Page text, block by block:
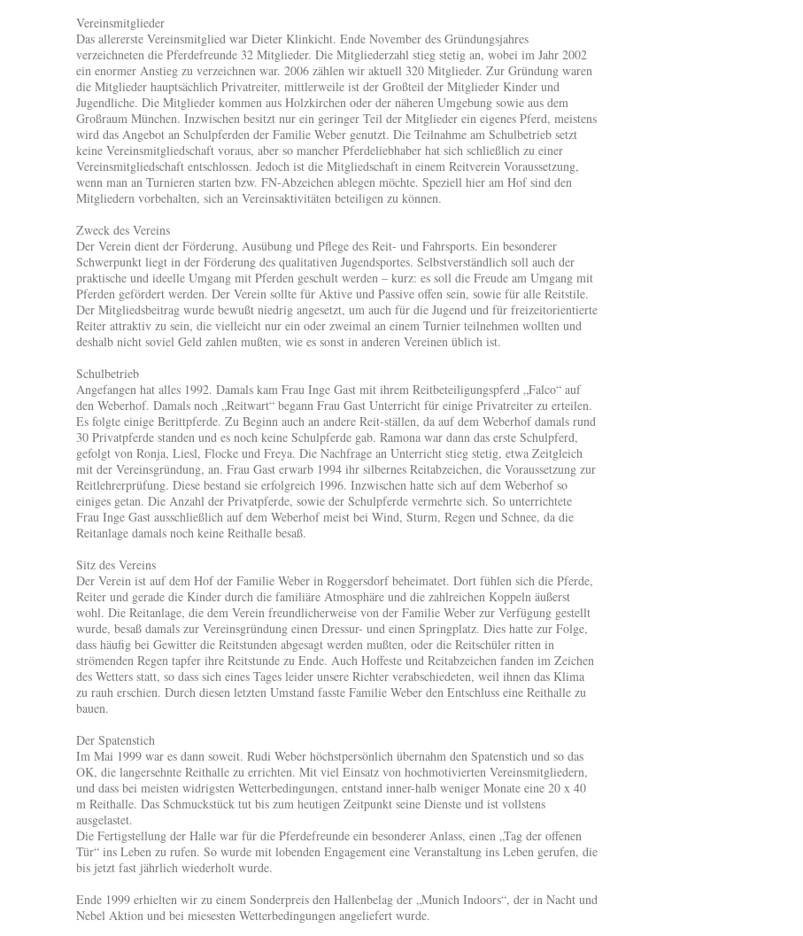
Vereinsmitglieder
Das allererste Vereinsmitglied war Dieter Klinkicht. Ende November des Gründungsjahres
verzeichneten die Pferdefreunde 32 Mitglieder. Die Mitgliederzahl stieg stetig an, wobei im Jahr 2002
ein enormer Anstieg zu verzeichnen war. 2006 zählen wir aktuell 320 Mitglieder. Zur Gründung waren
die Mitglieder hauptsächlich Privatreiter, mittlerweile ist der Großteil der Mitglieder Kinder und
Jugendliche. Die Mitglieder kommen aus Holzkirchen oder der näheren Umgebung sowie aus dem
Großraum München. Inzwischen besitzt nur ein geringer Teil der Mitglieder ein eigenes Pferd, meistens
wird das Angebot an Schulpferden der Familie Weber genutzt. Die Teilnahme am Schulbetrieb setzt
keine Vereinsmitgliedschaft voraus, aber so mancher Pferdeliebhaber hat sich schließlich zu einer
Vereinsmitgliedschaft entschlossen. Jedoch ist die Mitgliedschaft in einem Reitverein Voraussetzung,
wenn man an Turnieren starten bzw. FN-Abzeichen ablegen möchte. Speziell hier am Hof sind den
Mitgliedern vorbehalten, sich an Vereinsaktivitäten beteiligen zu können.
Zweck des Vereins
Der Verein dient der Förderung, Ausübung und Pflege des Reit- und Fahrsports. Ein besonderer
Schwerpunkt liegt in der Förderung des qualitativen Jugendsportes. Selbstverständlich soll auch der
praktische und ideelle Umgang mit Pferden geschult werden – kurz: es soll die Freude am Umgang mit
Pferden gefördert werden. Der Verein sollte für Aktive und Passive offen sein, sowie für alle Reitstile.
Der Mitgliedsbeitrag wurde bewußt niedrig angesetzt, um auch für die Jugend und für freizeitorientierte
Reiter attraktiv zu sein, die vielleicht nur ein oder zweimal an einem Turnier teilnehmen wollten und
deshalb nicht soviel Geld zahlen mußten, wie es sonst in anderen Vereinen üblich ist.
Schulbetrieb
Angefangen hat alles 1992. Damals kam Frau Inge Gast mit ihrem Reitbeteiligungspferd „Falco“ auf
den Weberhof. Damals noch „Reitwart“ begann Frau Gast Unterricht für einige Privatreiter zu erteilen.
Es folgte einige Berittpferde. Zu Beginn auch an andere Reit-ställen, da auf dem Weberhof damals rund
30 Privatpferde standen und es noch keine Schulpferde gab. Ramona war dann das erste Schulpferd,
gefolgt von Ronja, Liesl, Flocke und Freya. Die Nachfrage an Unterricht stieg stetig, etwa Zeitgleich
mit der Vereinsgründung, an. Frau Gast erwarb 1994 ihr silbernes Reitabzeichen, die Voraussetzung zur
Reitlehrerprüfung. Diese bestand sie erfolgreich 1996. Inzwischen hatte sich auf dem Weberhof so
einiges getan. Die Anzahl der Privatpferde, sowie der Schulpferde vermehrte sich. So unterrichtete
Frau Inge Gast ausschließlich auf dem Weberhof meist bei Wind, Sturm, Regen und Schnee, da die
Reitanlage damals noch keine Reithalle besaß.
Sitz des Vereins
Der Verein ist auf dem Hof der Familie Weber in Roggersdorf beheimatet. Dort fühlen sich die Pferde,
Reiter und gerade die Kinder durch die familiäre Atmosphäre und die zahlreichen Koppeln äußerst
wohl. Die Reitanlage, die dem Verein freundlicherweise von der Familie Weber zur Verfügung gestellt
wurde, besaß damals zur Vereinsgründung einen Dressur- und einen Springplatz. Dies hatte zur Folge,
dass häufig bei Gewitter die Reitstunden abgesagt werden mußten, oder die Reitschüler ritten in
strömenden Regen tapfer ihre Reitstunde zu Ende. Auch Hoffeste und Reitabzeichen fanden im Zeichen
des Wetters statt, so dass sich eines Tages leider unsere Richter verabschiedeten, weil ihnen das Klima
zu rauh erschien. Durch diesen letzten Umstand fasste Familie Weber den Entschluss eine Reithalle zu
bauen.
Der Spatenstich
Im Mai 1999 war es dann soweit. Rudi Weber höchstpersönlich übernahm den Spatenstich und so das
OK, die langersehnte Reithalle zu errichten. Mit viel Einsatz von hochmotivierten Vereinsmitgliedern,
und dass bei meisten widrigsten Wetterbedingungen, entstand inner-halb weniger Monate eine 20 x 40
m Reithalle. Das Schmuckstück tut bis zum heutigen Zeitpunkt seine Dienste und ist vollstens
ausgelastet.
Die Fertigstellung der Halle war für die Pferdefreunde ein besonderer Anlass, einen „Tag der offenen
Tür“ ins Leben zu rufen. So wurde mit lobenden Engagement eine Veranstaltung ins Leben gerufen, die
bis jetzt fast jährlich wiederholt wurde.
Ende 1999 erhielten wir zu einem Sonderpreis den Hallenbelag der „Munich Indoors“, der in Nacht und
Nebel Aktion und bei miesesten Wetterbedingungen angeliefert wurde.